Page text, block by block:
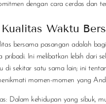
dengan cara cerdas dan
Waktu
bersama pasangan adalah
pribadi. Ini melibatkan lebih dari
di sekitar satu sama lain; ini
momen-momen yang
: Dalam kehidupan yang sibuk,